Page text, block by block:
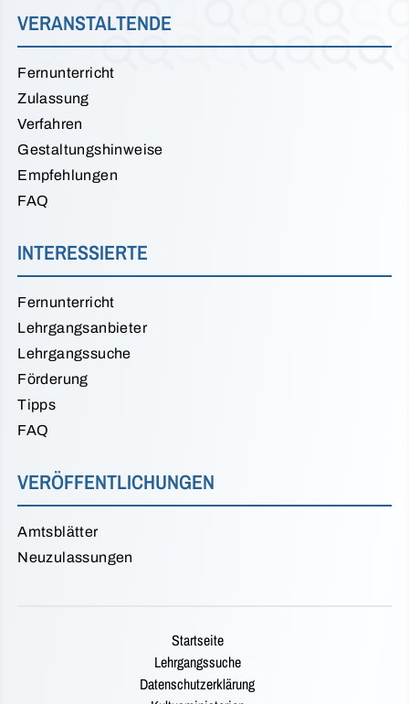
VERANSTALTENDE
Fernunterricht
Zulassung
Verfahren
Gestaltungshinweise
Empfehlungen
FAQ
INTERESSIERTE
Fernunterricht
Lehrgangsanbieter
Lehrgangssuche
Förderung
Tipps
FAQ
VERÖFFENTLICHUNGEN
Amtsblätter
Neuzulassungen
Startseite
Lehrgangssuche
Datenschutzerklärung